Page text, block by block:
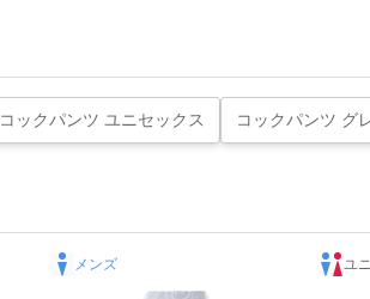
コックパンツ ユニセックス コックパンツ グ
メンズ ユ